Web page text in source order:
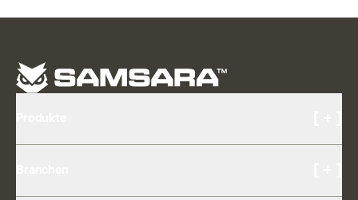
Fahrer-Coaching